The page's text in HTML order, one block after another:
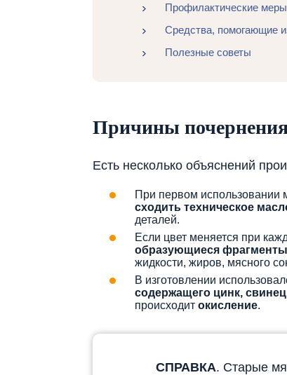
Профилактические меры
Средства, помогающие
Полезные советы
Причины
Есть несколько объяснений
При первом использовании
сходить техническое
деталей.
Если цвет меняется при
образующиеся
жидкости, жиров, мясного
В изготовлении
содержащего цинк,
происходит окисление.
СПРАВКА. Старые